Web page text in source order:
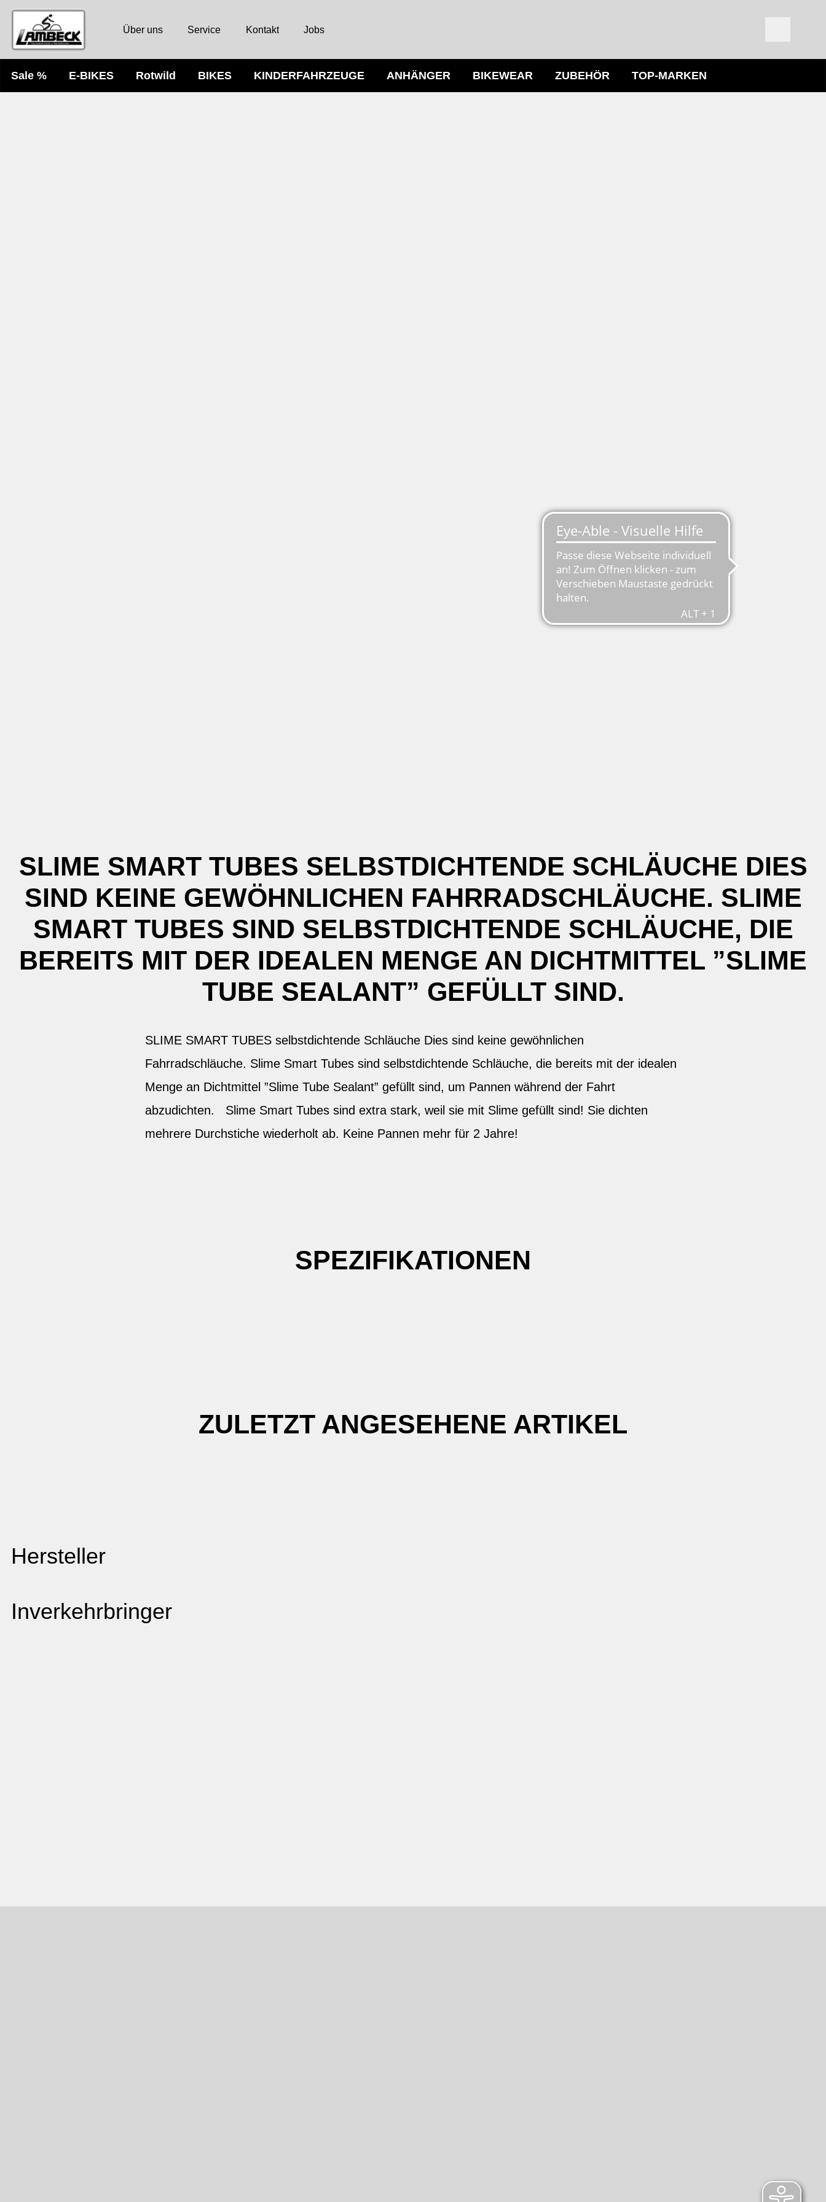
Über uns Service Kontakt Jobs
Sale % E-BIKES Rotwild BIKES KINDERFAHRZEUGE ANHÄNGER BIKEWEAR ZUBEHÖR TOP-MARKEN
SLIME SMART TUBES SELBSTDICHTENDE SCHLÄUCHE DIES
SIND KEINE GEWÖHNLICHEN FAHRRADSCHLÄUCHE. SLIME
SMART TUBES SIND SELBSTDICHTENDE SCHLÄUCHE, DIE
BEREITS MIT DER IDEALEN MENGE AN DICHTMITTEL ”SLIME
TUBE SEALANT” GEFÜLLT SIND.
SLIME SMART TUBES selbstdichtende Schläuche Dies sind keine gewöhnlichen
Fahrradschläuche. Slime Smart Tubes sind selbstdichtende Schläuche, die bereits mit der idealen
Menge an Dichtmittel ”Slime Tube Sealant” gefüllt sind, um Pannen während der Fahrt
abzudichten. Slime Smart Tubes sind extra stark, weil sie mit Slime gefüllt sind! Sie dichten
mehrere Durchstiche wiederholt ab. Keine Pannen mehr für 2 Jahre!
SPEZIFIKATIONEN
ZULETZT ANGESEHENE ARTIKEL
Hersteller
Inverkehrbringer